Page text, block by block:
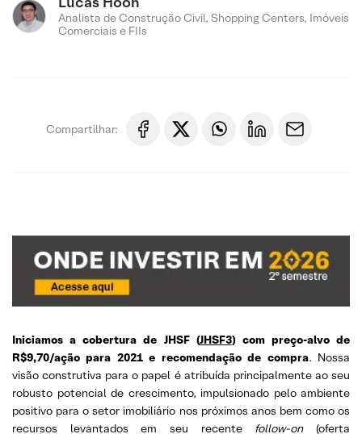
Analista de Construção Civil, Shopping Centers, Imóveis
Comerciais e FIIs
Compartilhar:
Iniciamos a cobertura de JHSF (JHSF3) com preço-alvo de
R$9,70/ação para 2021 e recomendação de compra. Nossa
visão construtiva para o papel é atribuída principalmente ao seu
robusto potencial de crescimento, impulsionado pelo ambiente
positivo para o setor imobiliário nos próximos anos bem como os
recursos levantados em seu recente follow-on(oferta